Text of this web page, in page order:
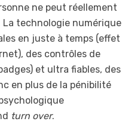
ne peut réellement
technologie numérique
en juste à temps (effet
des contrôles de
et ultra fiables, des
en plus de la pénibilité
turn over.